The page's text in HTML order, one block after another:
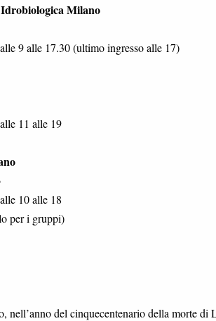
Milano
9 alle 17.30 (ultimo ingresso alle 17)
11 alle 19
10 alle 18
per i gruppi)
nell’anno del cinquecentenario della morte